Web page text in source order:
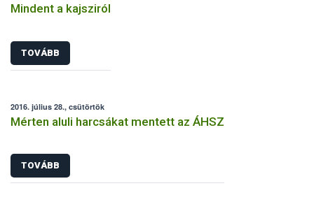
Mindent a kajsziról
TOVÁBB
2016. július 28., csütörtök
Mérten aluli harcsákat mentett az ÁHSZ
TOVÁBB